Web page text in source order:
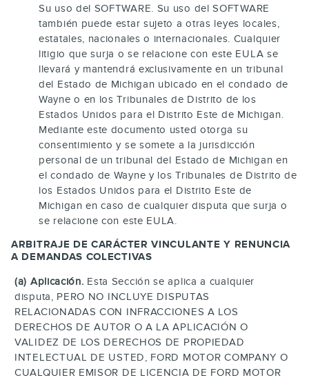
Su uso del SOFTWARE. Su uso del SOFTWARE
también puede estar sujeto a otras leyes locales,
estatales, nacionales o internacionales. Cualquier
litigio que surja o se relacione con este EULA se
llevará y mantendrá exclusivamente en un tribunal
del Estado de Michigan ubicado en el condado de
Wayne o en los Tribunales de Distrito de los
Estados Unidos para el Distrito Este de Michigan.
Mediante este documento usted otorga su
consentimiento y se somete a la jurisdicción
personal de un tribunal del Estado de Michigan en
el condado de Wayne y los Tribunales de Distrito de
los Estados Unidos para el Distrito Este de
Michigan en caso de cualquier disputa que surja o
se relacione con este EULA.
ARBITRAJE DE CARÁCTER VINCULANTE Y RENUNCIA
A DEMANDAS COLECTIVAS
(a) Aplicación. Esta Sección se aplica a cualquier
disputa, PERO NO INCLUYE DISPUTAS
RELACIONADAS CON INFRACCIONES A LOS
DERECHOS DE AUTOR O A LA APLICACIÓN O
VALIDEZ DE LOS DERECHOS DE PROPIEDAD
INTELECTUAL DE USTED, FORD MOTOR COMPANY O
CUALQUIER EMISOR DE LICENCIA DE FORD MOTOR